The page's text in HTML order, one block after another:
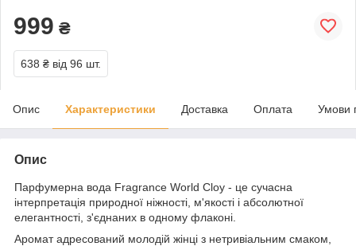
999 ₴
638 ₴ від 96 шт.
Опис Характеристики Доставка Оплата Умови
Опис
Парфумерна вода Fragrance World Cloy - це сучасна
інтерпретація природної ніжності, м'якості і абсолютної
елегантності, з'єднаних в одному флаконі.
Аромат адресований молодій жінці з нетривіальним смаком,